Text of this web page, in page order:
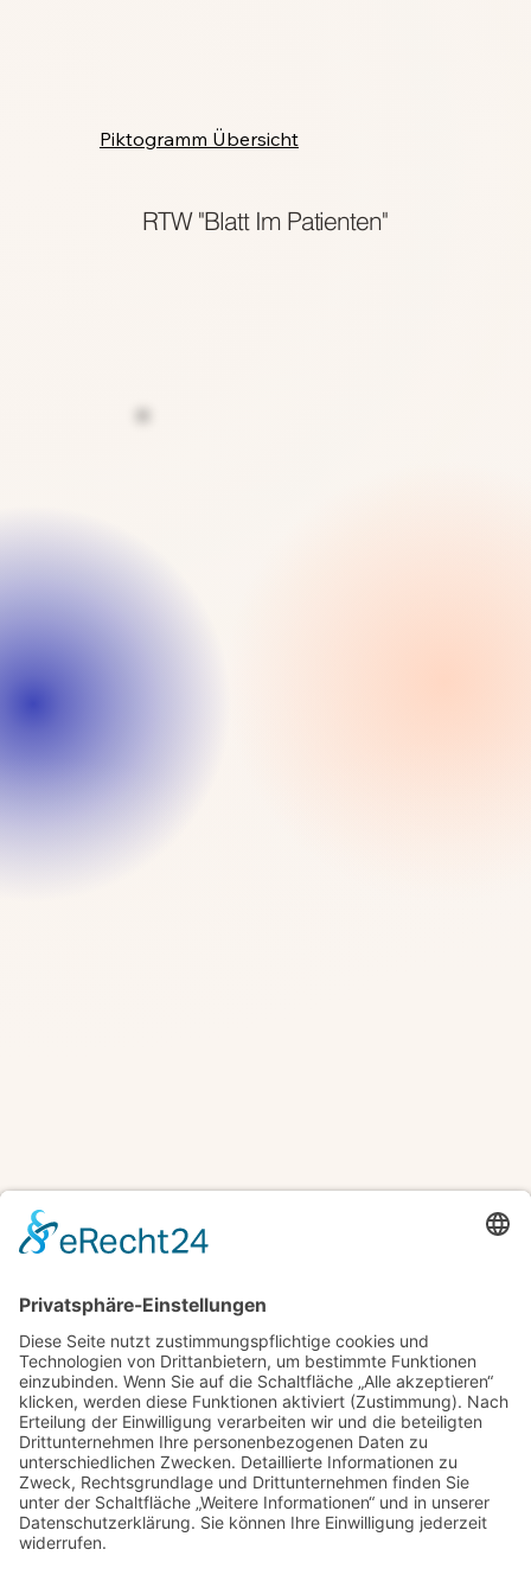
Piktogramm Übersicht
RTW "Blatt Im Patienten"
Jetzt kaufen
© 2025 Stadtambulanz Sömmerda
Praxis Pleßmann, Türpitz, Ernst, Zharsky
Impressum
Datenschutzerklärung
Barrierefreiheitserklärung